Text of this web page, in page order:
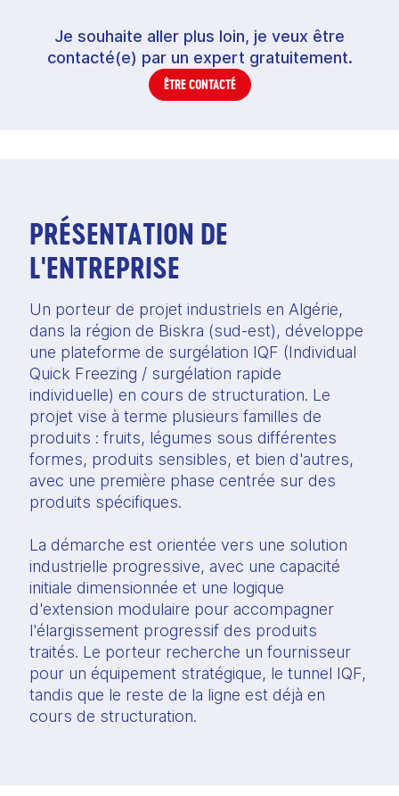
Je souhaite aller plus loin, je veux être
contacté(e) par un expert gratuitement.
ÊTRE CONTACTÉ
PRÉSENTATION DE
L'ENTREPRISE
Un porteur de projet industriels en Algérie,
dans la région de Biskra (sud-est), développe
une plateforme de surgélation IQF (Individual
Quick Freezing / surgélation rapide
individuelle) en cours de structuration. Le
projet vise à terme plusieurs familles de
produits : fruits, légumes sous différentes
formes, produits sensibles, et bien d'autres,
avec une première phase centrée sur des
produits spécifiques.
La démarche est orientée vers une solution
industrielle progressive, avec une capacité
initiale dimensionnée et une logique
d'extension modulaire pour accompagner
l'élargissement progressif des produits
traités. Le porteur recherche un fournisseur
pour un équipement stratégique, le tunnel IQF,
tandis que le reste de la ligne est déjà en
cours de structuration.